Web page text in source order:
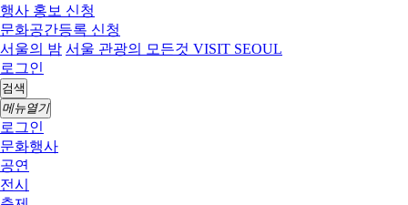
행사 홍보 신청
문화공간등록 신청
서울의 밤 서울 관광의 모든것 VISIT SEOUL
로그인
검색
메뉴열기
로그인
문화행사
공연
전시